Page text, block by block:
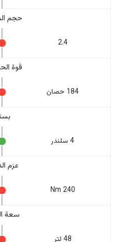
حجم
2.4
قوة
184 حصان
4 سلندر
عزم
240 Nm
سعة
48 لتر